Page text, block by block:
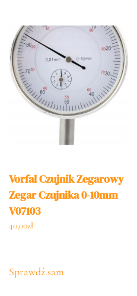
Vorfal Czujnik Zegarowy
Zegar Czujnika 0-10mm
V07103
40,00zł
Sprawdź sam